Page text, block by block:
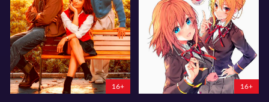
45 24
16+
22 13
2:20:54:56
16+